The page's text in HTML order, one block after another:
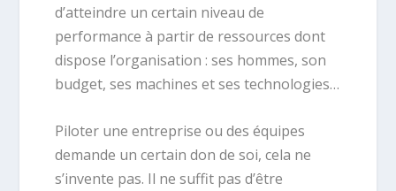
d’atteindre un certain niveau de
performance à partir de ressources dont
dispose l’organisation : ses hommes, son
budget, ses machines et ses technologies…
Piloter une entreprise ou des équipes
demande un certain don de soi, cela ne
s’invente pas. Il ne suffit pas d’être